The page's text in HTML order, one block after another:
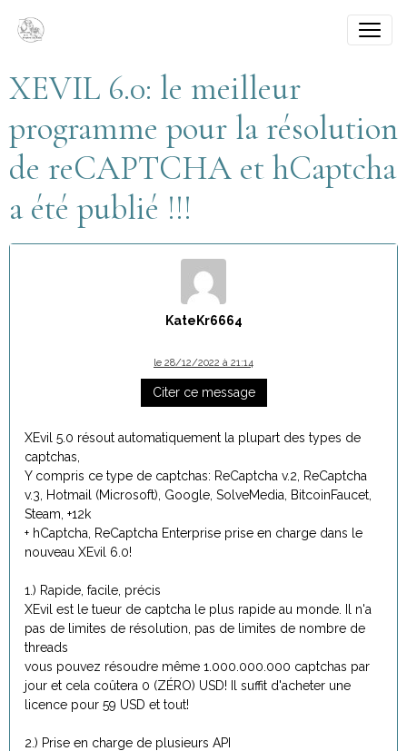
XEVIL 6.0: le meilleur
programme pour la résolution
de reCAPTCHA et hCaptcha
a été publié !!!
KateKr6664
le 28/12/2022 à 21:14
Citer ce message
XEvil 5.0 résout automatiquement la plupart des types de
captchas,
Y compris ce type de captchas: ReCaptcha v.2, ReCaptcha
v.3, Hotmail (Microsoft), Google, SolveMedia, BitcoinFaucet,
Steam, +12k
+ hCaptcha, ReCaptcha Enterprise prise en charge dans le
nouveau XEvil 6.0!
1.) Rapide, facile, précis
XEvil est le tueur de captcha le plus rapide au monde. Il n'a
pas de limites de résolution, pas de limites de nombre de
threads
vous pouvez résoudre même 1.000.000.000 captchas par
jour et cela coûtera 0 (ZÉRO) USD! Il suffit d'acheter une
licence pour 59 USD et tout!
2.) Prise en charge de plusieurs API